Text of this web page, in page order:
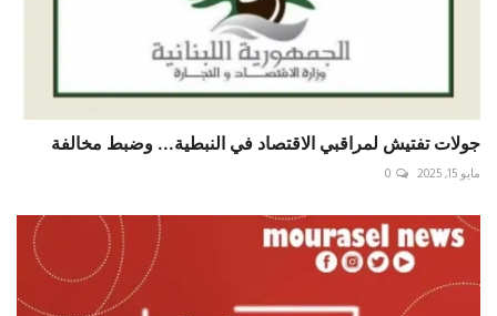
جولات تفتيش لمراقبي الاقتصاد في النبطية... وضبط مخالفة
مايو 15, 2025 0